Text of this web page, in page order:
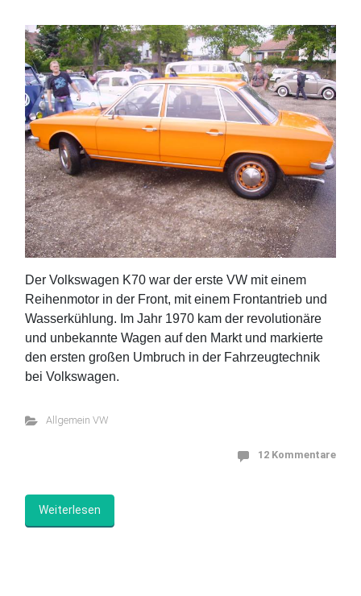
Der Volkswagen K70 war der erste VW mit einem
Reihenmotor in der Front, mit einem Frontantrieb und
Wasserkühlung. Im Jahr 1970 kam der revolutionäre
und unbekannte Wagen auf den Markt und markierte
den ersten großen Umbruch in der Fahrzeugtechnik
bei Volkswagen.
Allgemein VW
12 Kommentare
Weiterlesen